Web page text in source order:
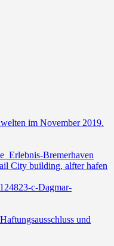
und